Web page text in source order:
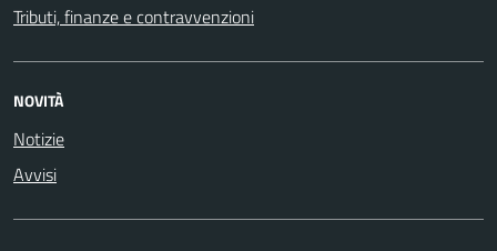
Tributi, finanze e contravvenzioni
NOVITÀ
Notizie
Avvisi